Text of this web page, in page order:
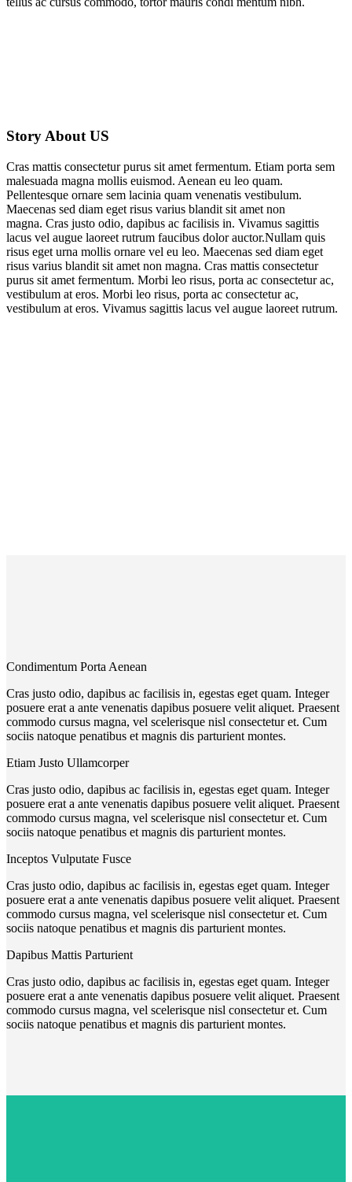
Story About US
Cras mattis consectetur purus sit amet fermentum. Etiam porta sem
malesuada magna mollis euismod. Aenean eu leo quam.
Pellentesque ornare sem lacinia quam venenatis vestibulum.
Maecenas sed diam eget risus varius blandit sit amet non
magna. Cras justo odio, dapibus ac facilisis in. Vivamus sagittis
lacus vel augue laoreet rutrum faucibus dolor auctor.Nullam quis
risus eget urna mollis ornare vel eu leo. Maecenas sed diam eget
risus varius blandit sit amet non magna. Cras mattis consectetur
purus sit amet fermentum. Morbi leo risus, porta ac consectetur ac,
vestibulum at eros. Morbi leo risus, porta ac consectetur ac,
vestibulum at eros. Vivamus sagittis lacus vel augue laoreet rutrum.
Condimentum Porta Aenean
Cras justo odio, dapibus ac facilisis in, egestas eget quam. Integer
posuere erat a ante venenatis dapibus posuere velit aliquet. Praesent
commodo cursus magna, vel scelerisque nisl consectetur et. Cum
sociis natoque penatibus et magnis dis parturient montes.
Etiam Justo Ullamcorper
Cras justo odio, dapibus ac facilisis in, egestas eget quam. Integer
posuere erat a ante venenatis dapibus posuere velit aliquet. Praesent
commodo cursus magna, vel scelerisque nisl consectetur et. Cum
sociis natoque penatibus et magnis dis parturient montes.
Inceptos Vulputate Fusce
Cras justo odio, dapibus ac facilisis in, egestas eget quam. Integer
posuere erat a ante venenatis dapibus posuere velit aliquet. Praesent
commodo cursus magna, vel scelerisque nisl consectetur et. Cum
sociis natoque penatibus et magnis dis parturient montes.
Dapibus Mattis Parturient
Cras justo odio, dapibus ac facilisis in, egestas eget quam. Integer
posuere erat a ante venenatis dapibus posuere velit aliquet. Praesent
commodo cursus magna, vel scelerisque nisl consectetur et. Cum
sociis natoque penatibus et magnis dis parturient montes.